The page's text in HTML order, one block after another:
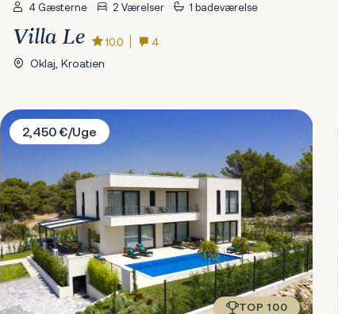
4 Gæsterne 2 Værelser 1 badeværelse
Villa Le 10.0
4
Oklaj, Kroatien
Villa Spuga
2,450 €/Uge
TOP 100